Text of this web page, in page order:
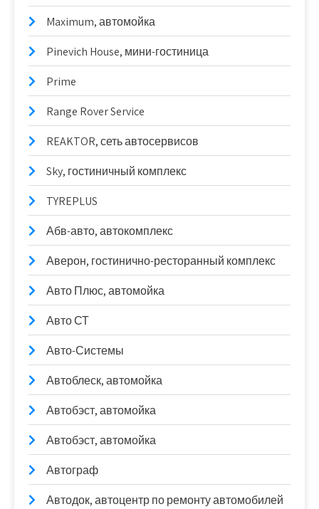
Maximum, автомойка
Pinevich House, мини-гостиница
Prime
Range Rover Service
REAKTOR, сеть автосервисов
Sky, гостиничный комплекс
TYREPLUS
Абв-авто, автокомплекс
Аверон, гостинично-ресторанный комплекс
Авто Плюс, автомойка
Авто СТ
Авто-Системы
Автоблеск, автомойка
Автобэст, автомойка
Автобэст, автомойка
Автограф
Автодок, автоцентр по ремонту автомобилей